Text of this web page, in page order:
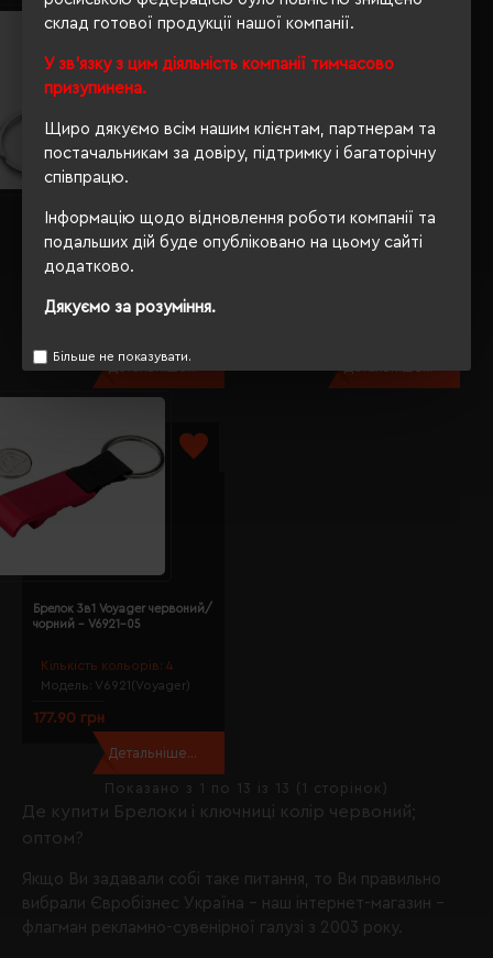
склад готової продукції нашої компанії.
У зв'язку з цим діяльність компанії тимчасово
призупинена.
Щиро дякуємо всім нашим клієнтам, партнерам та
постачальникам за довіру, підтримку і багаторічну
співпрацю.
Інформацію щодо відновлення роботи компанії та
подальших дій буде опубліковано на цьому сайті
додатково.
Дякуємо за розуміння.
Більше не показувати.
Де купити Брелоки і ключниці колір червоний;
оптом?
Якщо Ви задавали собі таке питання, то Ви правильно
вибрали Євробізнес Україна - наш інтернет-магазин -
флагман рекламно-сувенірної галузі з 2003 року.
Модель:
V4790(Voyager)
Брелок Voyager Preston
червоний - V4790-05
Детальніше...
Брелок-відкривачка Voyager
Recycled червоний - V1102-05
Кількість кольорів: 4
Модель: V6921(Voyager)
Брелок 3в1 Voyager червоний/
чорний - V6921-05
177.90 грн
Детальніше...
Показано з 1 по 13 із 13 (1 сторінок)